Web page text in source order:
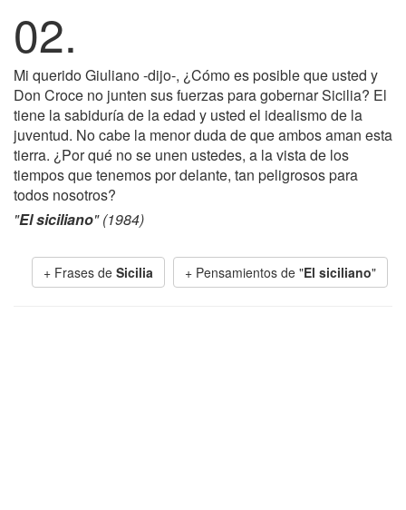
02.
Mi querido Giuliano -dijo-, ¿Cómo es posible que usted y
Don Croce no junten sus fuerzas para gobernar Sicilia? El
tiene la sabiduría de la edad y usted el idealismo de la
juventud. No cabe la menor duda de que ambos aman esta
tierra. ¿Por qué no se unen ustedes, a la vista de los
tiempos que tenemos por delante, tan peligrosos para
todos nosotros?
"El siciliano" (1984)
+ Frases de Sicilia + Pensamientos de "El siciliano"